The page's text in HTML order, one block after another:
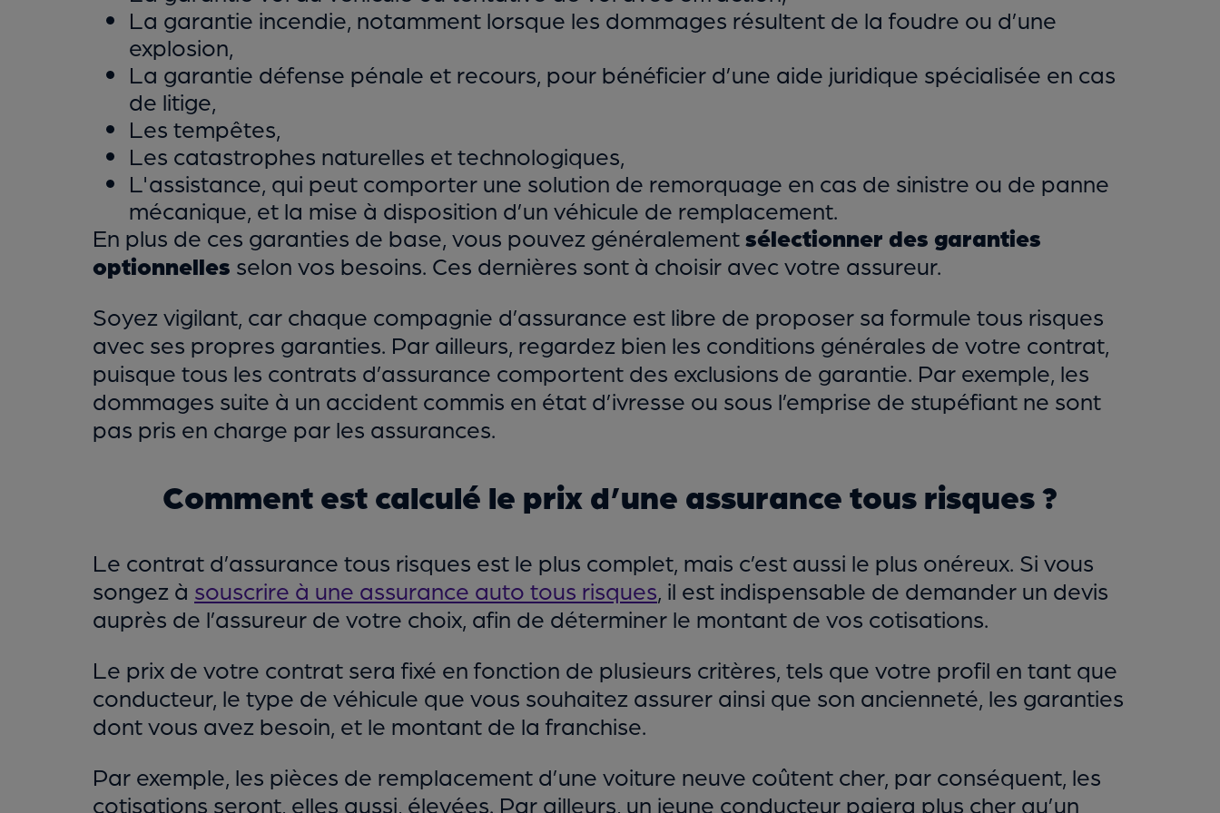
La garantie incendie, notamment lorsque les dommages résultent de la foudre ou d’une
explosion,
La garantie défense pénale et recours, pour bénéficier d’une aide juridique spécialisée en cas
de litige,
Les tempêtes,
Les catastrophes naturelles et technologiques,
L'assistance, qui peut comporter une solution de remorquage en cas de sinistre ou de panne
mécanique, et la mise à disposition d’un véhicule de remplacement.
En plus de ces garanties de base, vous pouvez généralementsélectionner des garanties
optionnelles selon vos besoins. Ces dernières sont à choisir avec votre assureur.
Soyez vigilant, car chaque compagnie d’assurance est libre de proposer sa formule tous risques
avec ses propres garanties. Par ailleurs, regardez bien les conditions générales de votre contrat,
puisque tous les contrats d’assurance comportent des exclusions de garantie. Par exemple, les
dommages suite à un accident commis en état d’ivresse ou sous l’emprise de stupéfiant ne sont
pas pris en charge par les assurances.
Comment est calculé le prix d’une assurance tous risques ?
Le contrat d’assurance tous risques est le plus complet, mais c’est aussi le plus onéreux. Si vous
songez à souscrire à une assurance auto tous risques , il est indispensable de demander un devis
auprès de l’assureur de votre choix, afin de déterminer le montant de vos cotisations.
Le prix de votre contrat sera fixé en fonction de plusieurs critères, tels que votre profil en tant que
conducteur, le type de véhicule que vous souhaitez assurer ainsi que son ancienneté, les garanties
dont vous avez besoin, et le montant de la franchise.
Par exemple, les pièces de remplacement d’une voiture neuve coûtent cher, par conséquent, les
cotisations seront, elles aussi, élevées. Par ailleurs, un jeune conducteur paiera plus cher qu’un